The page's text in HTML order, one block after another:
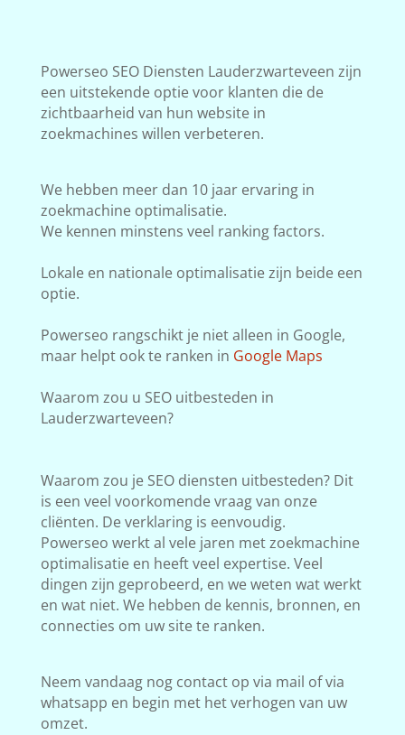
Powerseo SEO Diensten Lauderzwarteveen zijn
een uitstekende optie voor klanten die de
zichtbaarheid van hun website in
zoekmachines willen verbeteren.
We hebben meer dan 10 jaar ervaring in
zoekmachine optimalisatie.
We kennen minstens veel ranking factors.
Lokale en nationale optimalisatie zijn beide een
optie.
Powerseo rangschikt je niet alleen in Google,
maar helpt ook te ranken in Google Maps
Waarom zou u SEO uitbesteden in
Lauderzwarteveen?
Waarom zou je SEO diensten uitbesteden? Dit
is een veel voorkomende vraag van onze
cliënten. De verklaring is eenvoudig.
Powerseo werkt al vele jaren met zoekmachine
optimalisatie en heeft veel expertise. Veel
dingen zijn geprobeerd, en we weten wat werkt
en wat niet. We hebben de kennis, bronnen, en
connecties om uw site te ranken.
Neem vandaag nog contact op via mail of via
whatsapp en begin met het verhogen van uw
omzet.